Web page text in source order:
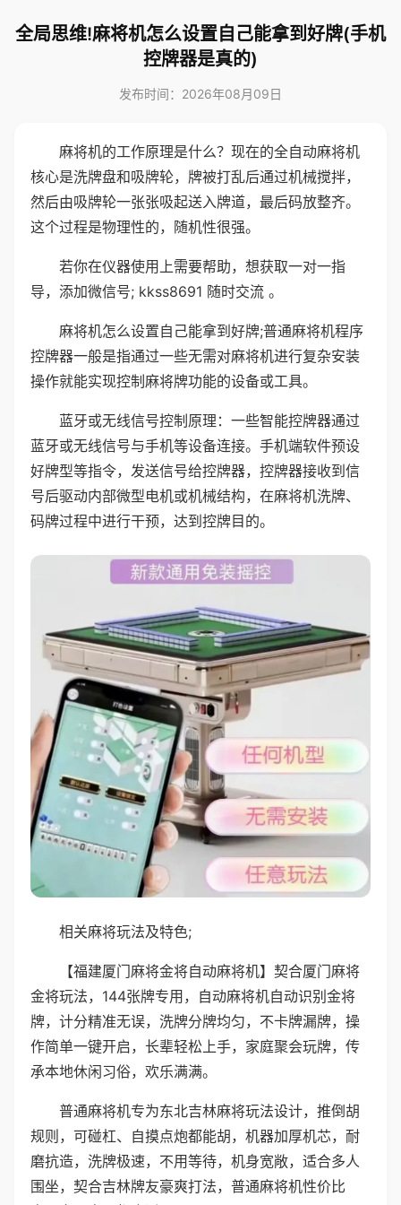
全局思维!麻将机怎么设置自己能拿到好牌(手机
控牌器是真的)
发布时间：2026年08月09日
麻将机的工作原理是什么？现在的全自动麻将机
核心是洗牌盘和吸牌轮，牌被打乱后通过机械搅拌，
然后由吸牌轮一张张吸起送入牌道，最后码放整齐。
这个过程是物理性的，随机性很强。
若你在仪器使用上需要帮助，想获取一对一指
导，添加微信号; kkss8691 随时交流 。
麻将机怎么设置自己能拿到好牌;普通麻将机程序
控牌器一般是指通过一些无需对麻将机进行复杂安装
操作就能实现控制麻将牌功能的设备或工具。
蓝牙或无线信号控制原理：一些智能控牌器通过
蓝牙或无线信号与手机等设备连接。手机端软件预设
好牌型等指令，发送信号给控牌器，控牌器接收到信
号后驱动内部微型电机或机械结构，在麻将机洗牌、
码牌过程中进行干预，达到控牌目的。
相关麻将玩法及特色;
【福建厦门麻将金将自动麻将机】契合厦门麻将
金将玩法，144张牌专用，自动麻将机自动识别金将
牌，计分精准无误，洗牌分牌均匀，不卡牌漏牌，操
作简单一键开启，长辈轻松上手，家庭聚会玩牌，传
承本地休闲习俗，欢乐满满。
普通麻将机专为东北吉林麻将玩法设计，推倒胡
规则，可碰杠、自摸点炮都能胡，机器加厚机芯，耐
磨抗造，洗牌极速，不用等待，机身宽敞，适合多人
围坐，契合吉林牌友豪爽打法，普通麻将机性价比